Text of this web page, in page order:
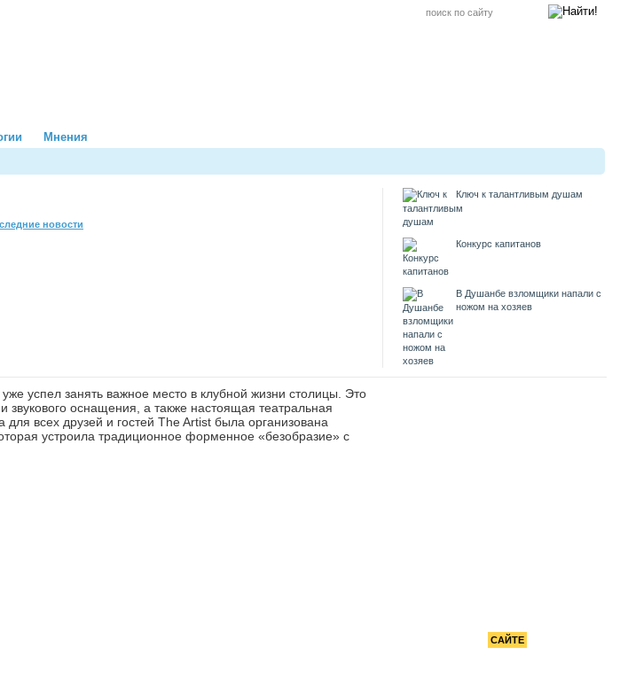
Мнения
новости
Ключ к талантливым душам
Конкурс капитанов
В Душанбе взломщики напали с
ножом на хозяев
уже успел занять важное место в клубной жизни столицы. Это
звукового оснащения, а также настоящая театральная
всех друзей и гостей The Artist была организована
устроила традиционное форменное «безобразие» с
САЙТЕ